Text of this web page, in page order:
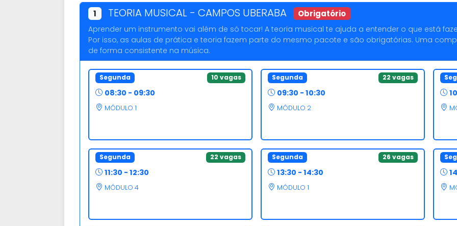
1 TEORIA MUSICAL - CAMPOS UBERABA Obrigatório
Aprender um instrumento vai além de só tocar! A teoria musical te ajuda a entender o que está
Por isso, as aulas de prática e teoria fazem parte do mesmo pacote e são obrigatórias. Uma
de forma consistente na música.
Segunda 10 vagas
08:30 - 09:30
MÓDULO 1
Segunda 22 vagas
09:30 - 10:30
MÓDULO 2
Segunda 22 vagas
11:30 - 12:30
MÓDULO 4
Segunda 26 vagas
13:30 - 14:30
MÓDULO 1